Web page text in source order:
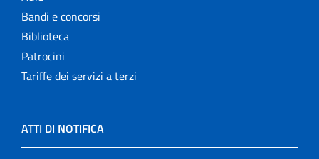
Bandi e concorsi
Biblioteca
Patrocini
Tariffe dei servizi a terzi
ATTI DI NOTIFICA